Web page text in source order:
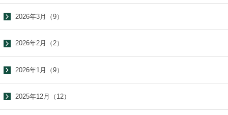
2026年3月（9）
2026年2月（2）
2026年1月（9）
2025年12月（12）